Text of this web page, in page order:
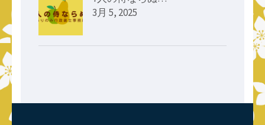
3月 5, 2025